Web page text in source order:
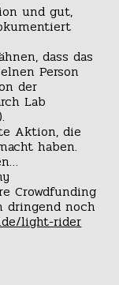
und gut,
dass das
Person
der
Lab
Aktion, die
haben.
Crowdfunding
dringend noch
light-rider